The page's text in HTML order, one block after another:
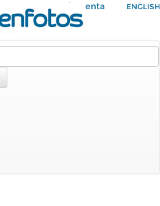
Mi Cuenta ENGLISH